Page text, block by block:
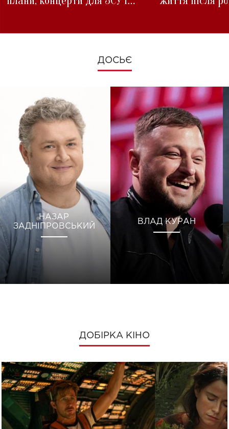
ДОСЬЄ
НАЗАР
ЗАДНІПРОВСЬКИЙ
ВЛАД КУРАН
ДОБІРКА КІНО